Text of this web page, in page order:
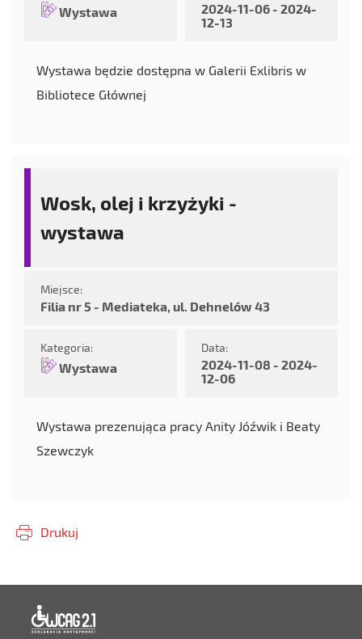
Wystawa
2024-11-06 - 2024-
12-13
Wystawa będzie dostępna w Galerii Exlibris w
Bibliotece Głównej
Wosk, olej i krzyżyki -
wystawa
Miejsce:
Filia nr 5 - Mediateka, ul. Dehnelów 43
Kategoria:
Wystawa
Data:
2024-11-08 - 2024-
12-06
Wystawa prezenująca pracy Anity Jóźwik i Beaty
Szewczyk
Drukuj